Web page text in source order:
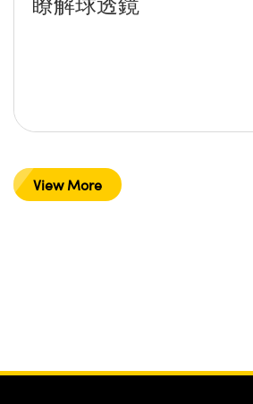
View More